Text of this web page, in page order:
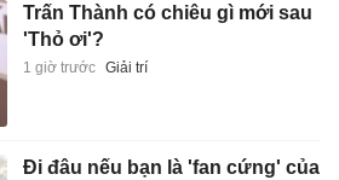
Trấn Thành có chiêu gì mới sau
'Thỏ ơi'?
1 giờ trước Giải trí
Đi đâu nếu bạn là 'fan cứng' của